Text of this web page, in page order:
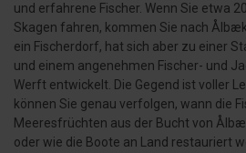
und erfahrene Fischer. Wenn Sie etwa
Skagen fahren, kommen Sie nach
ein Fischerdorf, hat sich aber zu einer
und einem angenehmen Fischer- und
Werft entwickelt. Die Gegend ist voller
können Sie genau verfolgen, wann die
Meeresfrüchten aus der Bucht von
oder wie die Boote an Land restauriert